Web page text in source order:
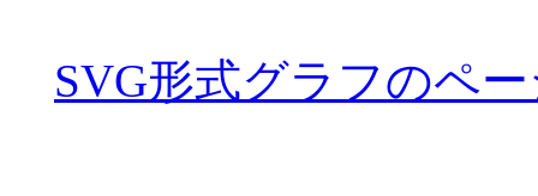
SVG形式グラフのペ